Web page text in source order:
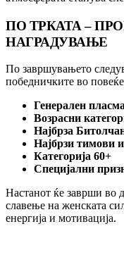
ПО ТРКАТА –
НАГРАДУВАЊЕ
По завршувањето
победничките во
Генерален
Возрасни
Најбрза
Најбрзи тимови
Категорија 60+
Специјални
Настанот ќе заврши во
славење на женската
енергија и мотивација.